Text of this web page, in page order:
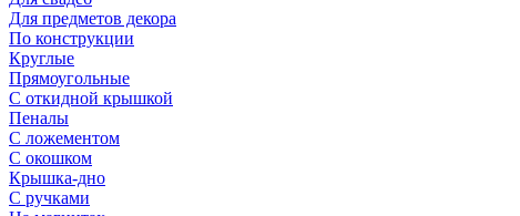
Для предметов декора
По конструкции
Круглые
Прямоугольные
С откидной крышкой
Пеналы
С ложементом
С окошком
Крышка-дно
С ручками